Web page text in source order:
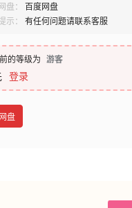
盘：
百度网盘
示：
有任何问题请联系客服
的等级为 游客
登录
盘